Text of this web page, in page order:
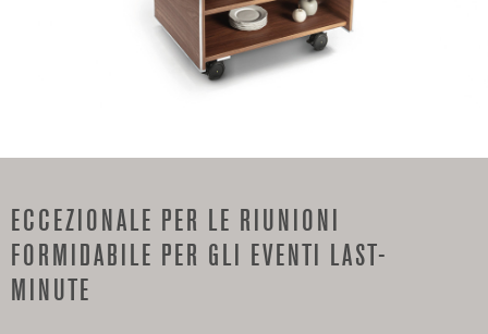
ECCEZIONALE PER LE RIUNIONI
FORMIDABILE PER GLI EVENTI LAST-
MINUTE